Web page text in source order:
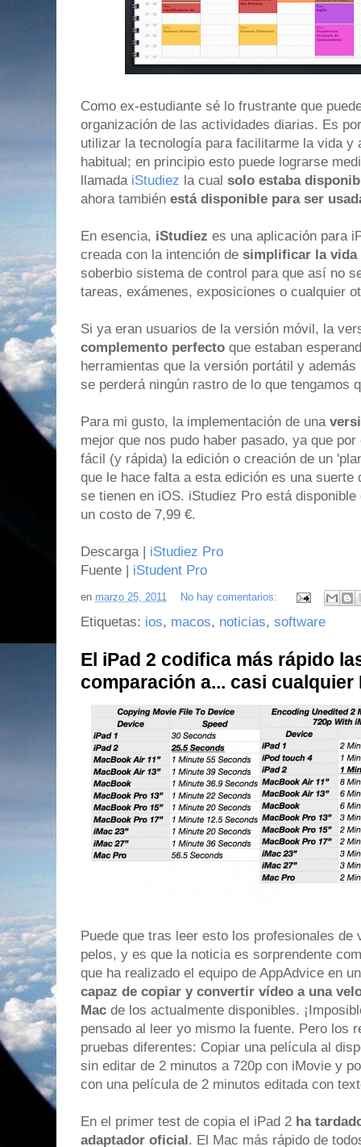
Como ex-estudiante sé lo frustrante que
organización de las actividades diarias. Es
utilizar la tecnología para facilitarme la vida y
habitual; en principio esto puede lograrse
llamada iStudiez la cual solo estaba
ahora también está disponible para ser
En esencia, iStudiez es una aplicación para
creada con la intención de simplificar la vida
soberbio sistema de control para que así no
tareas, exámenes, exposiciones o cualquier
Si ya eran usuarios de la versión móvil, la
complemento perfecto que estaban
herramientas que la versión portátil y
se perderá ningún rastro de lo que tengamos
Para mi gusto, la implementación de una
mejor que nos pudo haber pasado, ya que
fácil (y rápida) la edición o creación de un
que le hace falta a esta edición es una suerte
se tienen en iOS. iStudiez Pro está
un costo de 7,99 €.
Descarga | iStudiez Pro
Fuente | iStudent Pro
en marzo 25, 2011 No hay comentarios:
Etiquetas: ios, macos, noticias, software
El iPad 2 codifica más rápido
comparación a... casi cualquier
Puede que tras leer esto los profesionales
pelos, y es que la noticia es sorprendente
que ha realizado el equipo de AppAdvice en
capaz de copiar y convertir vídeo a una
Mac de los actualmente disponibles.
pensado al leer yo mismo la fuente. Pero los
pruebas diferentes: Copiar una película al
sin editar de 2 minutos a 720p con iMovie y
con una película de 2 minutos editada con
En el primer test de copia el iPad 2 ha
adaptador oficial. El Mac más rápido de